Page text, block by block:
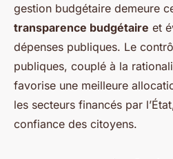
gestion budgétaire demeure
transparence budgétaire et
dépenses publiques. Le
publiques, couplé à la
favorise une meilleure
les secteurs financés par
confiance des citoyens.